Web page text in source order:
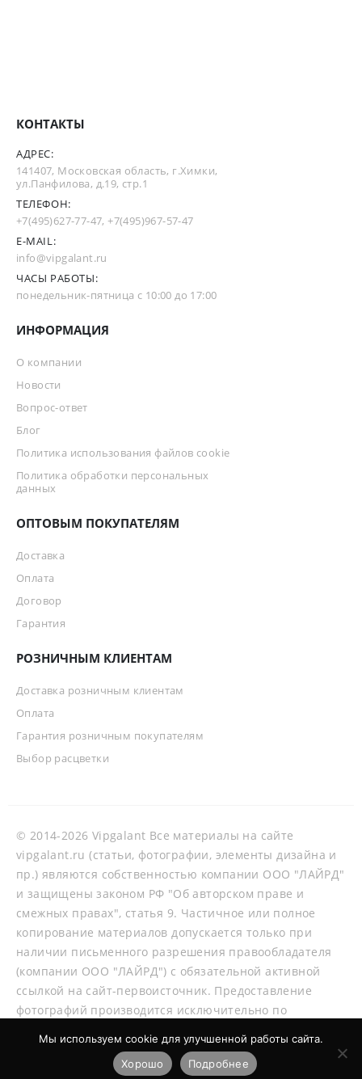
КОНТАКТЫ
АДРЕС:
141407, Московская область, г.Химки,
ул.Панфилова, д.19, стр.1
ТЕЛЕФОН:
+7(495)627-77-47,+7(495)967-57-47
E-MAIL:
info@vipgalant.ru
ЧАСЫ РАБОТЫ:
понедельник-пятница с 10:00 до 17:00
ИНФОРМАЦИЯ
О компании
Новости
Вопрос-ответ
Блог
Политика использования файлов cookie
Политика обработки персональных
данных
ОПТОВЫМ ПОКУПАТЕЛЯМ
Доставка
Оплата
Договор
Гарантия
РОЗНИЧНЫМ КЛИЕНТАМ
Доставка розничным клиентам
Оплата
Гарантия розничным покупателям
Выбор расцветки
© 2014-2026 Vipgalant Все материалы на сайте
vipgalant.ru (статьи, фотографии, элементы дизайна и
пр.) являются собственностью компании ООО "ЛАЙРД"
и защищены законом РФ "Об авторском праве и
смежных правах", статья 9. Частичное или полное
копирование материалов допускается только при
наличии письменного разрешения правообладателя
(компании ООО "ЛАЙРД") с обязательной активной
ссылкой на сайт-первоисточник. Предоставление
фотографий производится исключительно по
Мы используем cookie для улучшенной работы сайта.
Хорошо
Подробнее